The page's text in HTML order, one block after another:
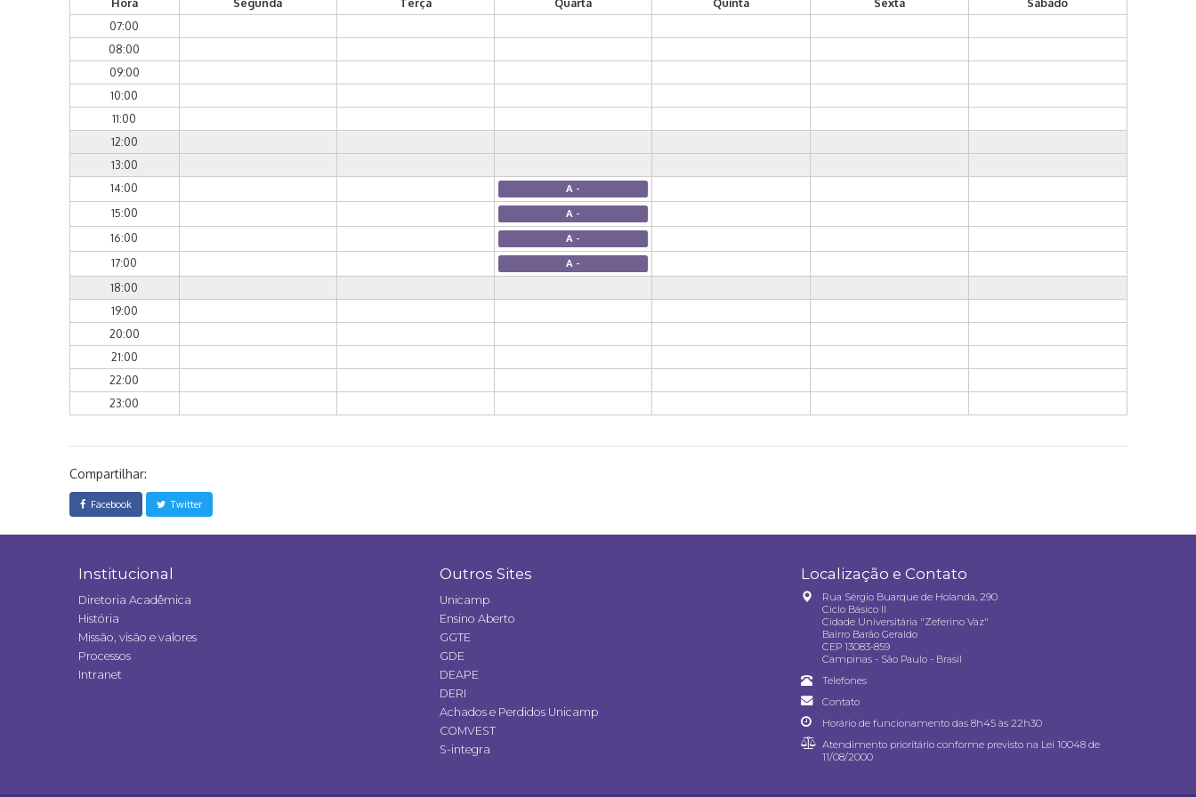
07:00
08:00
09:00
10:00
11:00
12:00
13:00
14:00
A -
15:00 A -
16:00 A -
17:00 A -
18:00
19:00
20:00
21:00
22:00
23:00
Compartilhar:
Facebook Twitter
Institucional
Diretoria Acadêmica
História
Missão, visão e valores
Processos
Intranet
Outros Sites
Unicamp
Ensino Aberto
GGTE
GDE
DEAPE
DERI
Achados e Perdidos Unicamp
COMVEST
S-integra
Localização e Contato
Rua Sérgio Buarque de Holanda, 290
Ciclo Básico II
Cidade Universitária "Zeferino Vaz"
Bairro Barão Geraldo
CEP 13083-859
Campinas - São Paulo - Brasil
Telefones
Contato
Horário de funcionamento das 8h45 às 22h30
Atendimento prioritário conforme previsto na Lei 10048 de
11/08/2000